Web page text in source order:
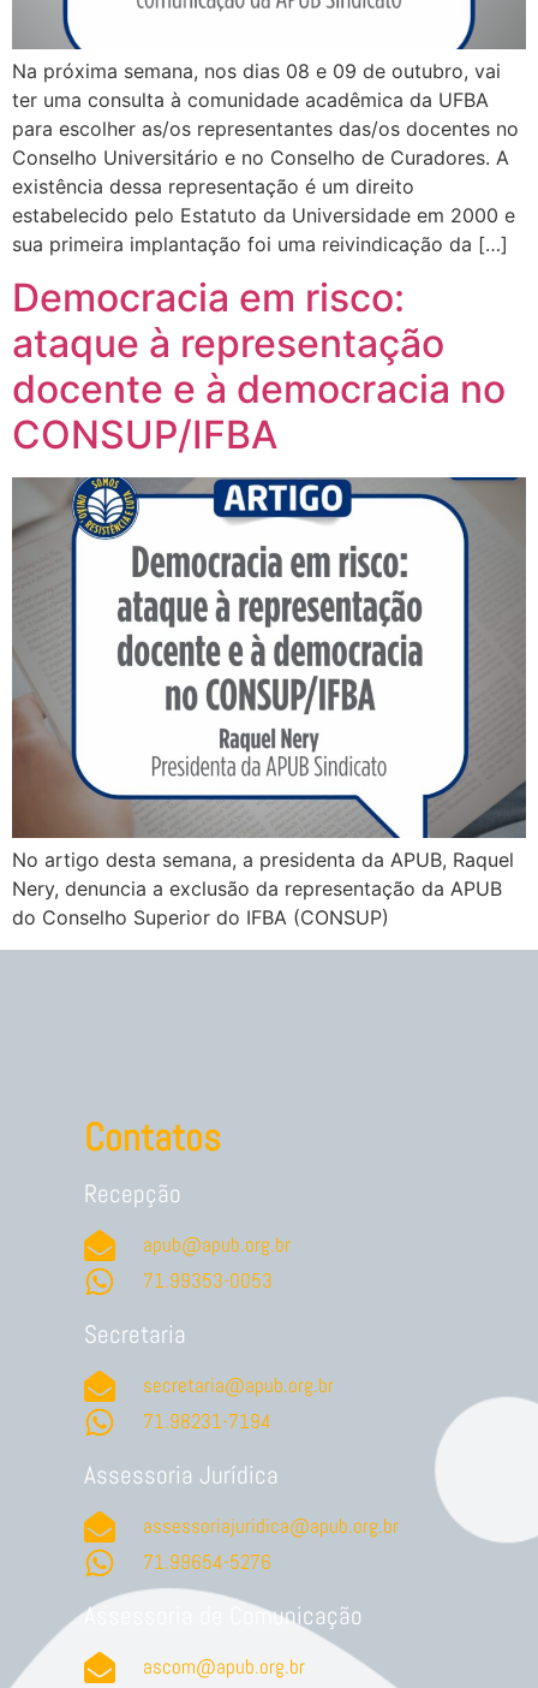
Na próxima semana, nos dias 08 e 09 de outubro, vai
ter uma consulta à comunidade acadêmica da UFBA
para escolher as/os representantes das/os docentes no
Conselho Universitário e no Conselho de Curadores. A
existência dessa representação é um direito
estabelecido pelo Estatuto da Universidade em 2000 e
sua primeira implantação foi uma reivindicação da […]
Democracia em risco:
ataque à representação
docente e à democracia no
CONSUP/IFBA
No artigo desta semana, a presidenta da APUB, Raquel
Nery, denuncia a exclusão da representação da APUB
do Conselho Superior do IFBA (CONSUP)
Contatos
Recepção
apub@apub.org.br
71.99353-0053
Secretaria
secretaria@apub.org.br
71.98231-7194
Assessoria Jurídica
assessoriajuridica@apub.org.br
71.99654-5276
Assessoria de Comunicação
ascom@apub.org.br